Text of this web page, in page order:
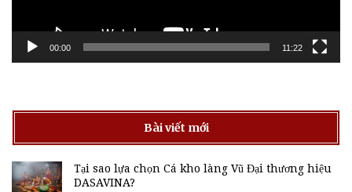
00:00 11:22
Bài viết mới
Tại sao lựa chọn Cá kho làng Vũ Đại thương hiệu
DASAVINA?